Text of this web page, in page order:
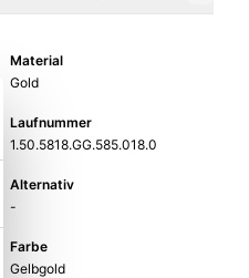
Material
Gold
Laufnummer
1.50.5818.GG.585.018.0
Alternativ
-
Farbe
Gelbgold